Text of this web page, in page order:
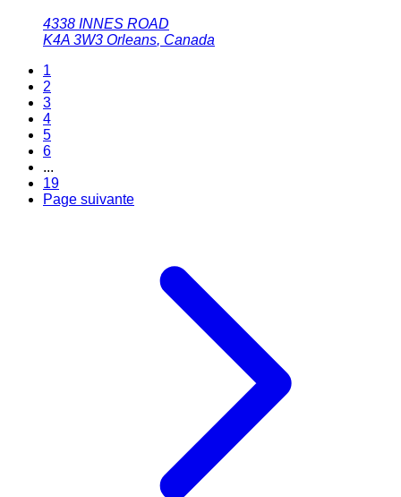
4338 INNES ROAD
K4A 3W3 Orleans, Canada
1
2
3
4
5
6
...
19
Page suivante